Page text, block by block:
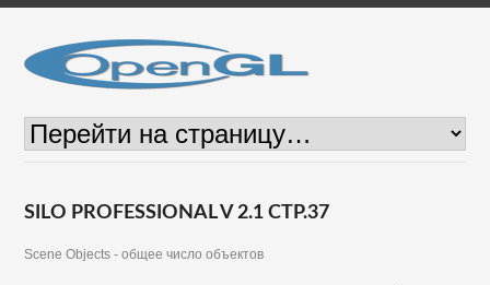
SILO PROFESSIONAL V 2.1 СТР.37
Scene Objects - общее число объектов